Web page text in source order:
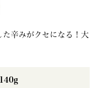
辛みがクセになる！大